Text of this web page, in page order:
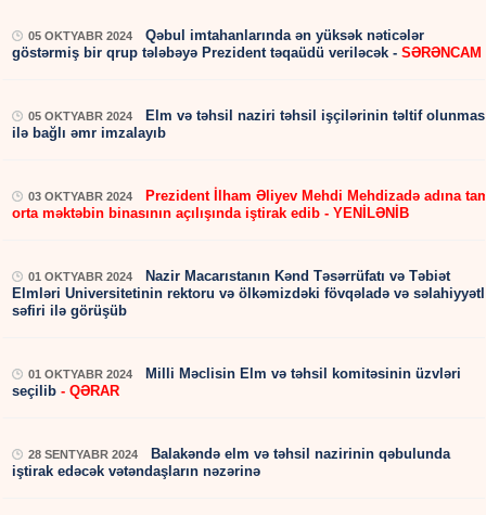
05 OKTYABR 2024
Qəbul imtahanlarında ən yüksək nəticələr
göstərmiş bir qrup tələbəyə Prezident təqaüdü veriləcək - SƏRƏNCAM
05 OKTYABR 2024
Elm və təhsil naziri təhsil işçilərinin təltif
ilə bağlı əmr imzalayıb
03 OKTYABR 2024
Prezident İlham Əliyev Mehdi Mehdizadə adına
orta məktəbin binasının açılışında iştirak edib - YENİLƏNİB
01 OKTYABR 2024
Nazir Macarıstanın Kənd Təsərrüfatı və Təbiət
Elmləri Universitetinin rektoru və ölkəmizdəki fövqəladə və
səfiri ilə görüşüb
01 OKTYABR 2024
Milli Məclisin Elm və təhsil komitəsinin üzvləri
seçilib- QƏRAR
28 SENTYABR 2024
Balakəndə elm və təhsil nazirinin qəbulunda
iştirak edəcək vətəndaşların nəzərinə